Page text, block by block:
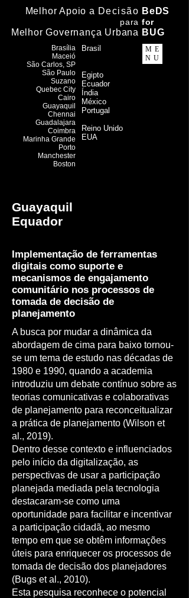
ME
NU
Melhor Apoio a Decisão
para
Melhor Governança Urbana
BeDS
for
BUG
Brasília
Maceió
​São Carlos, SP
São Paulo
Suzano
Quebec City
Cairo
Guayaquil
Chennai
Guadalajara
Coimbra
Marinha Grande
Porto
Manchester
Boston
Brasil
Egipto
Ecuador
Índia
México
Portugal
Reino Unido
EUA
Guayaquil
Equador
Implementação de ferramentas
digitais como suporte e
mecanismos de engajamento
comunitário nos processos de
tomada de decisão de
planejamento
A busca por mudar a dinâmica da
abordagem de cima para baixo tornou-
se um tema de estudo nas décadas de
1980 e 1990, quando a academia
introduziu um debate contínuo sobre as
teorias comunicativas e colaborativas
de planejamento para reconceitualizar
a prática de planejamento (Wilson et
al., 2019).
Dentro desse contexto e influenciados
pelo início da digitalização, as
perspectivas de usar a participação
planejada mediada pela tecnologia
destacaram-se como uma
oportunidade para facilitar e incentivar
a participação cidadã, ao mesmo
tempo em que se obtêm informações
úteis para enriquecer os processos de
tomada de decisão dos planejadores
(Bugs et al., 2010).
Esta pesquisa reconhece o potencial